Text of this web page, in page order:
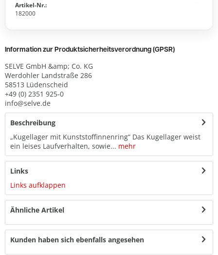
Artikel-Nr.:
182000
Information zur Produktsicherheitsverordnung (GPSR)
SELVE GmbH &amp; Co. KG
Werdohler Landstraße 286
58513 Lüdenscheid
+49 (0) 2351 925-0
info@selve.de
Beschreibung
„Kugellager mit Kunststoffinnenring“ Das Kugellager weist
ein leises Laufverhalten, sowie... mehr
Links
Links aufklappen
Ähnliche Artikel
Kunden haben sich ebenfalls angesehen